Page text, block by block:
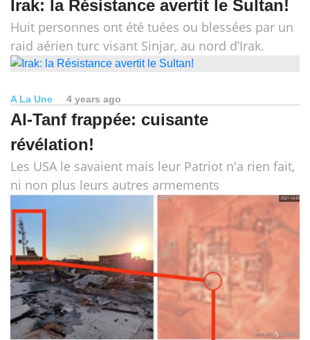
Irak: la Résistance avertit le Sultan!
Huit personnes ont été tuées ou blessées par un
raid aérien turc visant Sinjar, au nord d’Irak.
A La Une 4 years ago
Al-Tanf frappée: cuisante
révélation!
Les USA le savaient mais leur Patriot n'a rien fait,
ni non plus leurs autres armements